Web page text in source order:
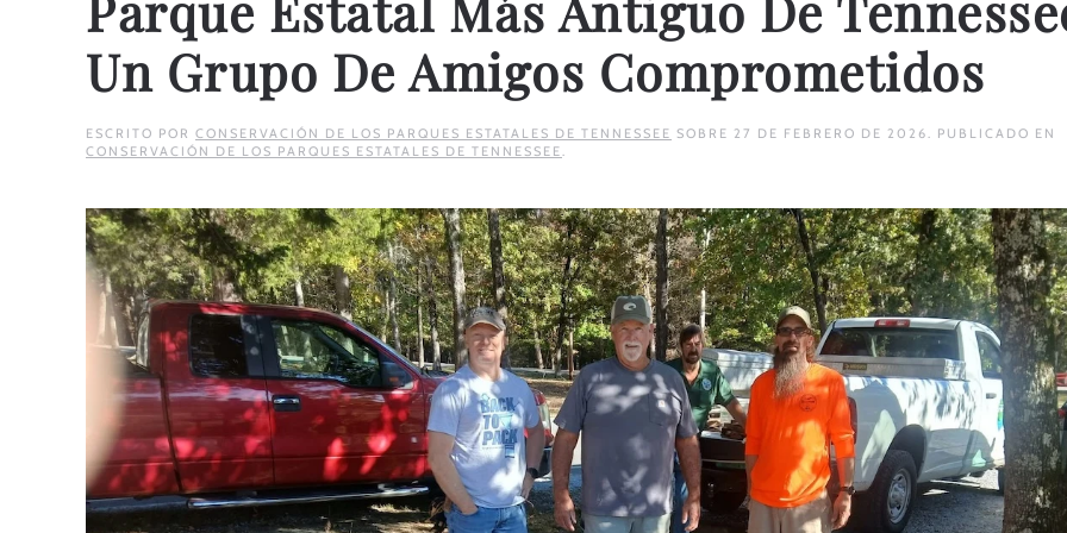
Un Grupo De Amigos Comprometidos
ESCRITO POR CONSERVACIÓN DE LOS PARQUES ESTATALES DE TENNESSEE SOBRE 27 DE FEBRERO DE 2026. PUBLICADO EN
CONSERVACIÓN DE LOS PARQUES ESTATALES DE TENNESSEE.